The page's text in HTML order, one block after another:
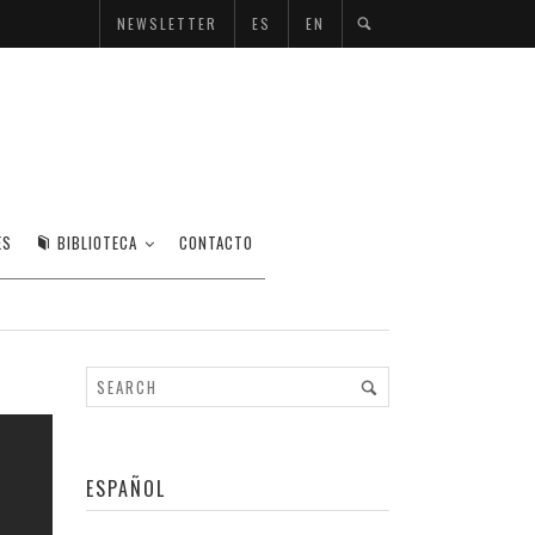
NEWSLETTER ES EN
BIBLIOTECA CONTACTO
ESPAÑOL